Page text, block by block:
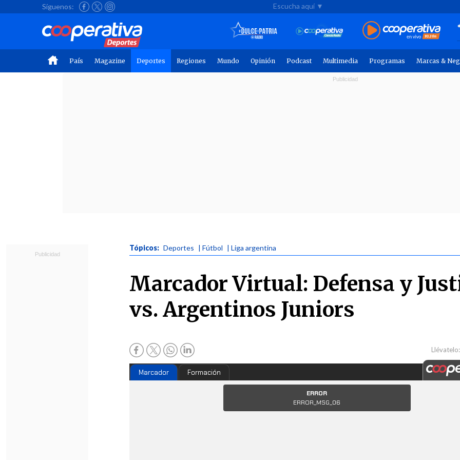
Síguenos: Escucha aquí ▼
País Magazine Deportes Regiones Mundo Opinión Podcast Multimedia Programas Marcas &
Tópicos: Deportes | Fútbol | Liga argentina
Marcador Virtual: Defensa y
vs. Argentinos Juniors
Llévatelo:
Marcador Formación